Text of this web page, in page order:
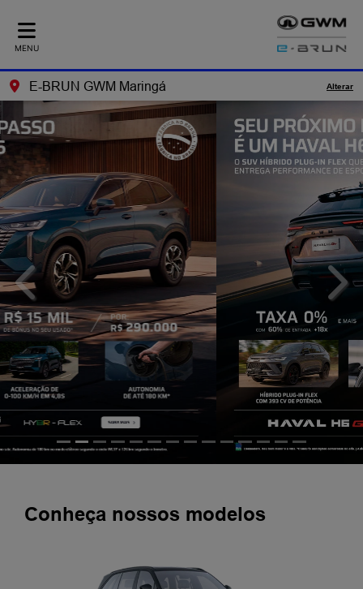
MENU
E-BRUN GWM Maringá Alterar
templates.template-
Conheça nossos modelos